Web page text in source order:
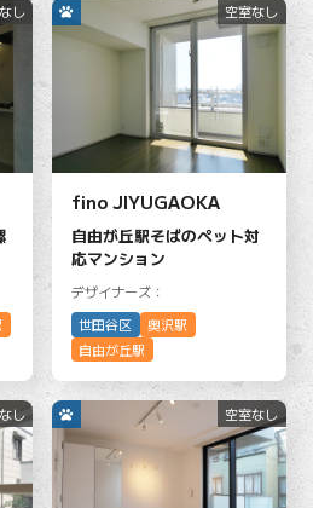
し
fino JIYUGAOKA
自由が丘駅そばのペット対
応マンション
デザイナーズ：
世田谷区
奥沢駅
自由が丘駅
空室なし
し 空室なし